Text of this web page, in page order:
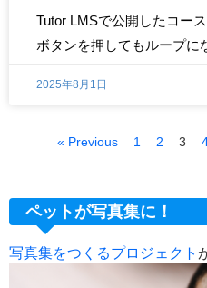
Tutor LMSで公開したコー
ボタンを押してもループに
2025年8月1日
« Previous 1 2 3
ペットが写真集に！
写真集をつくるプロジェクト